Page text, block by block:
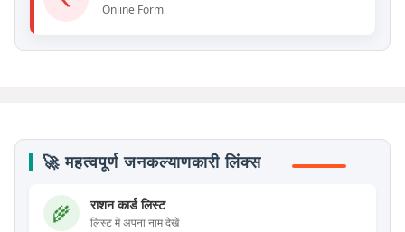
Online Form
🚀 महत्वपूर्ण जनकल्याणकारी लिंक्स
🌾 राशन कार्ड लिस्ट
लिस्ट में अपना नाम देखें